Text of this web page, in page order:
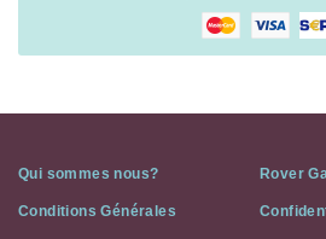
Qui sommes nous? Rover
Conditions Générales